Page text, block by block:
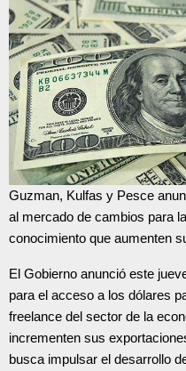
Guzman, Kulfas y Pesce
al mercado de cambios para
conocimiento que aumenten
El Gobierno anunció este
para el acceso a los dólares
freelance del sector de la
incrementen sus
busca impulsar el desarrollo